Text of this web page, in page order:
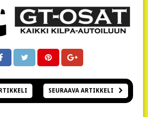
SEURAAVA ARTIKKELI